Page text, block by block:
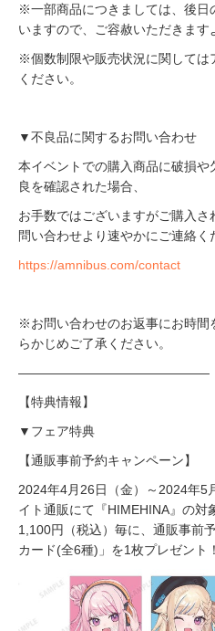
※一部商品につきましては、後日
いますので、ご容赦いただきます
※個数制限や販売状況に関しては
ください。
▼不良品に関するお問い合わせ
本イベントでの購入商品に破損
良を確認された場合、
お手数ではございますがご購入
問い合わせより速やかにご連絡く
https://amnibus.com/contact
※お問い合わせのお返事にお時間
らかじめご了承ください。
―――――――――――――――
【特典情報】
▼フェア特典
【通販事前予約キャンペーン】
2024年4月26日（金）～2024年5
イト通販にて『HIMEHINA』の対
1,100円（税込）毎に、通販事前
カード(全6種)」を1枚プレゼント！